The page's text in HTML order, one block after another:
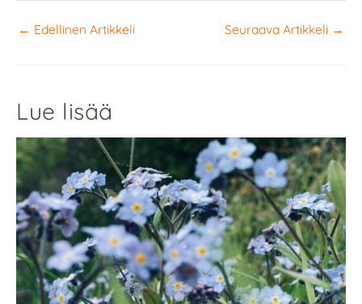
← Edellinen Artikkeli Seuraava Artikkeli →
Lue lisää